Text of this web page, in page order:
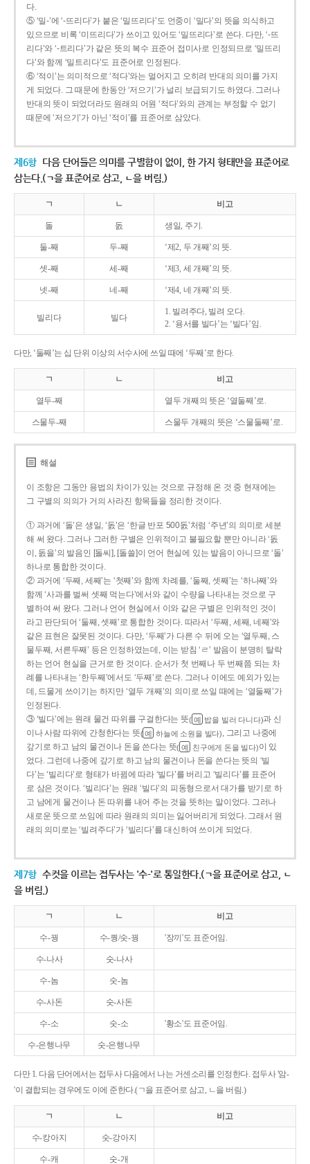
다.
⑤ ‘밀-’에 ‘-뜨리다’가 붙은 ‘밀뜨리다’도 언중이 ‘밀다’의 뜻을 의식하고
있으므로 비록 ‘미뜨리다’가 쓰이고 있어도 ‘밀뜨리다’로 쓴다. 다만, ‘-뜨
리다’와 ‘-트리다’가 같은 뜻의 복수 표준어 접미사로 인정되므로 ‘밀뜨리
다’와 함께 ‘밀트리다’도 표준어로 인정된다.
⑥ ‘적이’는 의미적으로 ‘적다’와는 멀어지고 오히려 반대의 의미를 가지
게 되었다. 그 때문에 한동안 ‘저으기’가 널리 보급되기도 하였다. 그러나
반대의 뜻이 되었더라도 원래의 어원 ‘적다’와의 관계는 부정할 수 없기
때문에 ‘저으기’가 아닌 ‘적이’를 표준어로 삼았다.
제6항 다음 단어들은 의미를 구별함이 없이, 한 가지 형태만을 표준어로
삼는다.(ㄱ을 표준어로 삼고, ㄴ을 버림.)
ㄱ ㄴ 비고
돌 돐 생일, 주기.
둘-째 두-째 ‘제2, 두 개째’의 뜻.
셋-째 세-째 ‘제3, 세 개째’의 뜻.
넷-째 네-째 ‘제4, 네 개째’의 뜻.
빌리다 빌다
1. 빌려주다, 빌려 오다.
2. ‘용서를 빌다’는 ‘빌다’임.
다만, ‘둘째’는 십 단위 이상의 서수사에 쓰일 때에 ‘두째’로 한다.
ㄱ ㄴ 비고
열두-째 열두 개째의 뜻은 ‘열둘째’로.
스물두-째 스물두 개째의 뜻은 ‘스물둘째’로.
해설
이 조항은 그동안 용법의 차이가 있는 것으로 규정해 온 것 중 현재에는
그 구별의 의의가 거의 사라진 항목들을 정리한 것이다.
① 과거에 ‘돌’은 생일, ‘돐’은 ‘한글 반포 500돐’처럼 ‘주년’의 의미로 세분
해 써 왔다. 그러나 그러한 구별은 인위적이고 불필요할 뿐만 아니라 ‘돐
이, 돐을’의 발음인 [돌씨], [돌쓸]이 언어 현실에 있는 발음이 아니므로 ‘돌’
하나로 통합한 것이다.
② 과거에 ‘두째, 세째’는 ‘첫째’와 함께 차례를, ‘둘째, 셋째’는 ‘하나째’와
함께 ‘사과를 벌써 셋째 먹는다’에서와 같이 수량을 나타내는 것으로 구
별하여 써 왔다. 그러나 언어 현실에서 이와 같은 구별은 인위적인 것이
라고 판단되어 ‘둘째, 셋째’로 통합한 것이다. 따라서 ‘두째, 세째, 네째’와
같은 표현은 잘못된 것이다. 다만, ‘두째’가 다른 수 뒤에 오는 ‘열두째, 스
물두째, 서른두째’ 등은 인정하였는데, 이는 받침 ‘ㄹ’ 발음이 분명히 탈락
하는 언어 현실을 근거로 한 것이다. 순서가 첫 번째나 두 번째쯤 되는 차
례를 나타내는 ‘한두째’에서도 ‘두째’로 쓴다. 그러나 이에도 예외가 있는
데, 드물게 쓰이기는 하지만 ‘열두 개째’의 의미로 쓰일 때에는 ‘열둘째’가
인정된다.
③ ‘빌다’에는 원래 물건 따위를 구걸한다는 뜻( 예 밥을 빌러 다니다)과 신
이나 사람 따위에 간청한다는 뜻( 예 하늘에 소원을 빌다), 그리고 나중에
갚기로 하고 남의 물건이나 돈을 쓴다는 뜻( 예 친구에게 돈을 빌다)이 있
었다. 그런데 나중에 갚기로 하고 남의 물건이나 돈을 쓴다는 뜻의 ‘빌
다’는 ‘빌리다’로 형태가 바뀜에 따라 ‘빌다’를 버리고 ‘빌리다’를 표준어
로 삼은 것이다. ‘빌리다’는 원래 ‘빌다’의 피동형으로서 대가를 받기로 하
고 남에게 물건이나 돈 따위를 내어 주는 것을 뜻하는 말이었다. 그러나
새로운 뜻으로 쓰임에 따라 원래의 의미는 잃어버리게 되었다. 그래서 원
래의 의미로는 ‘빌려주다’가 ‘빌리다’를 대신하여 쓰이게 되었다.
제7항 수컷을 이르는 접두사는 '수-'로 통일한다.(ㄱ을 표준어로 삼고, ㄴ
을 버림.)
ㄱ ㄴ 비고
수-꿩 수-퀑/숫-꿩 '장끼'도 표준어임.
수-나사 숫-나사
수-놈 숫-놈
수-사돈 숫-사돈
수-소 숫-소 '황소'도 표준어임.
수-은행나무 숫-은행나무
다만 1. 다음 단어에서는 접두사 다음에서 나는 거센소리를 인정한다. 접두사 '암-
'이 결합되는 경우에도 이에 준한다.(ㄱ을 표준어로 삼고, ㄴ을 버림.)
ㄱ ㄴ 비고
수-캉아지 숫-강아지
수-캐 숫-개